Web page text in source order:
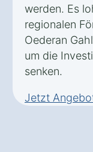
werden. Es
regionalen
Oederan
um die
senken.
Jetzt